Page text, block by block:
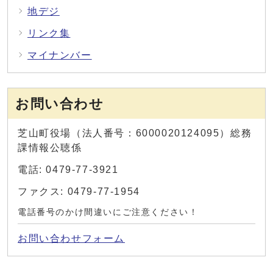
地デジ
リンク集
マイナンバー
お問い合わせ
芝山町役場（法人番号：6000020124095）総務
課情報公聴係
電話: 0479-77-3921
ファクス: 0479-77-1954
電話番号のかけ間違いにご注意ください！
お問い合わせフォーム